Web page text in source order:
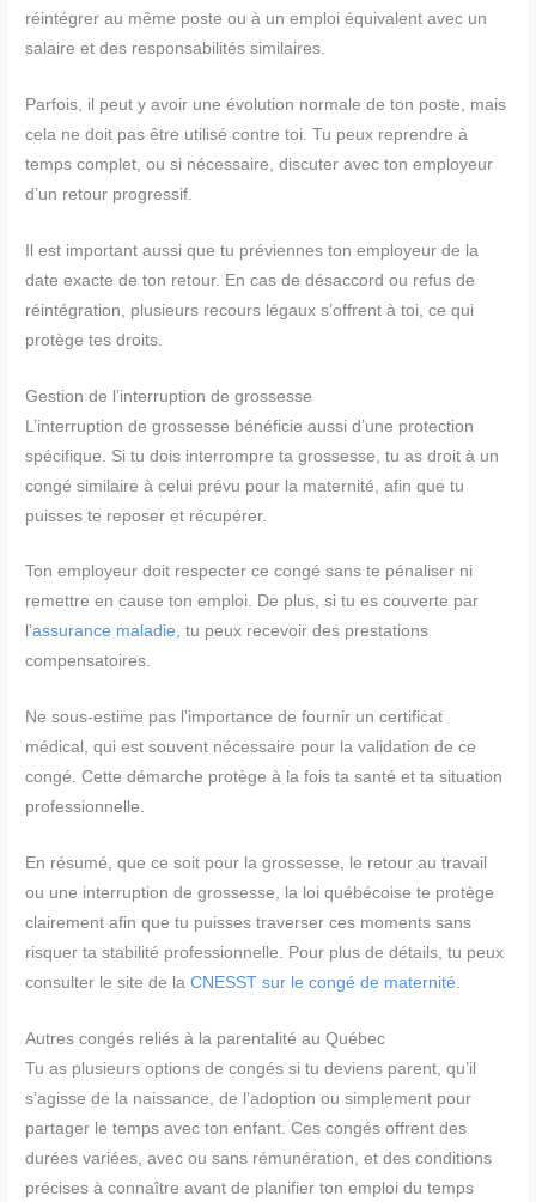
réintégrer au même poste ou à un emploi équivalent avec un
salaire et des responsabilités similaires.
Parfois, il peut y avoir une évolution normale de ton poste, mais
cela ne doit pas être utilisé contre toi. Tu peux reprendre à
temps complet, ou si nécessaire, discuter avec ton employeur
d’un retour progressif.
Il est important aussi que tu préviennes ton employeur de la
date exacte de ton retour. En cas de désaccord ou refus de
réintégration, plusieurs recours légaux s’offrent à toi, ce qui
protège tes droits.
Gestion de l’interruption de grossesse
L’interruption de grossesse bénéficie aussi d’une protection
spécifique. Si tu dois interrompre ta grossesse, tu as droit à un
congé similaire à celui prévu pour la maternité, afin que tu
puisses te reposer et récupérer.
Ton employeur doit respecter ce congé sans te pénaliser ni
remettre en cause ton emploi. De plus, si tu es couverte par
l’assurance maladie, tu peux recevoir des prestations
compensatoires.
Ne sous-estime pas l’importance de fournir un certificat
médical, qui est souvent nécessaire pour la validation de ce
congé. Cette démarche protège à la fois ta santé et ta situation
professionnelle.
En résumé, que ce soit pour la grossesse, le retour au travail
ou une interruption de grossesse, la loi québécoise te protège
clairement afin que tu puisses traverser ces moments sans
risquer ta stabilité professionnelle. Pour plus de détails, tu peux
consulter le site de laCNESST sur le congé de maternité.
Autres congés reliés à la parentalité au Québec
Tu as plusieurs options de congés si tu deviens parent, qu’il
s’agisse de la naissance, de l’adoption ou simplement pour
partager le temps avec ton enfant. Ces congés offrent des
durées variées, avec ou sans rémunération, et des conditions
précises à connaître avant de planifier ton emploi du temps